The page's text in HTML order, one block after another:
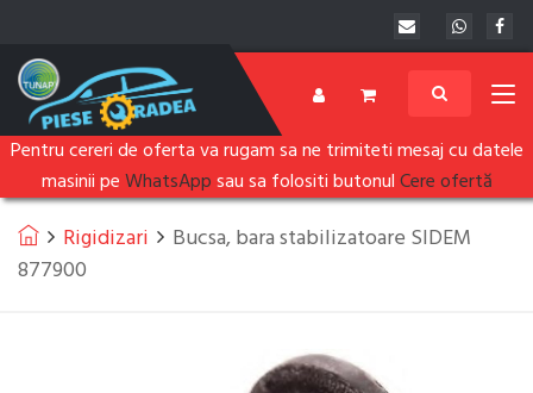
Pentru cereri de oferta va rugam sa ne trimiteti mesaj cu datele
masinii peWhatsAppsau sa folositi butonulCere ofertă
Rigidizari
Bucsa, bara stabilizatoare SIDEM
877900